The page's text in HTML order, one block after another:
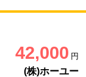
42,000 円
(株)ホーユー